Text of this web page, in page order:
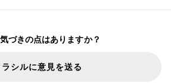
づきの点はありますか？
ラシルに意見を送る